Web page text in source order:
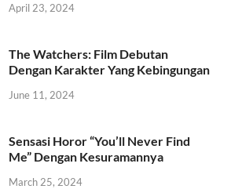
April 23, 2024
The Watchers: Film Debutan
Dengan Karakter Yang Kebingungan
June 11, 2024
Sensasi Horor “You’ll Never Find
Me” Dengan Kesuramannya
March 25, 2024